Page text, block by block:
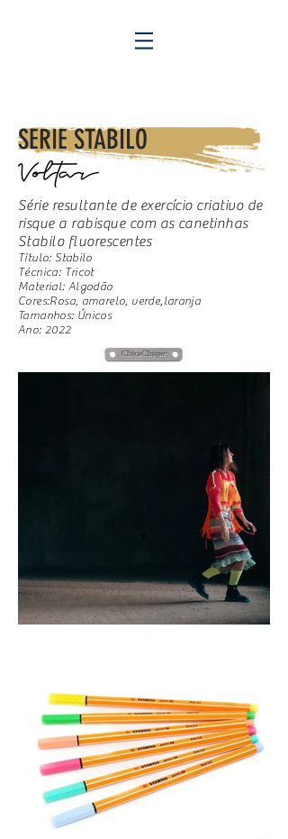
SERIE STABILO
Série resultante de exercício criativo de
risque a rabisque com as canetinhas
Stabilo fluorescentes
Título: Stabilo
Técnica: Tricot
Material: Algodão
Cores:Rosa, amarelo, verde,laranja
Tamanhos: Únicos
Ano: 2022